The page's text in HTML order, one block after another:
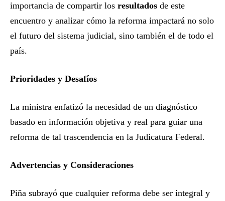
importancia de compartir los resultados de este
encuentro y analizar cómo la reforma impactará no solo
el futuro del sistema judicial, sino también el de todo el
país.
Prioridades y Desafíos
La ministra enfatizó la necesidad de un diagnóstico
basado en información objetiva y real para guiar una
reforma de tal trascendencia en la Judicatura Federal.
Advertencias y Consideraciones
Piña subrayó que cualquier reforma debe ser integral y